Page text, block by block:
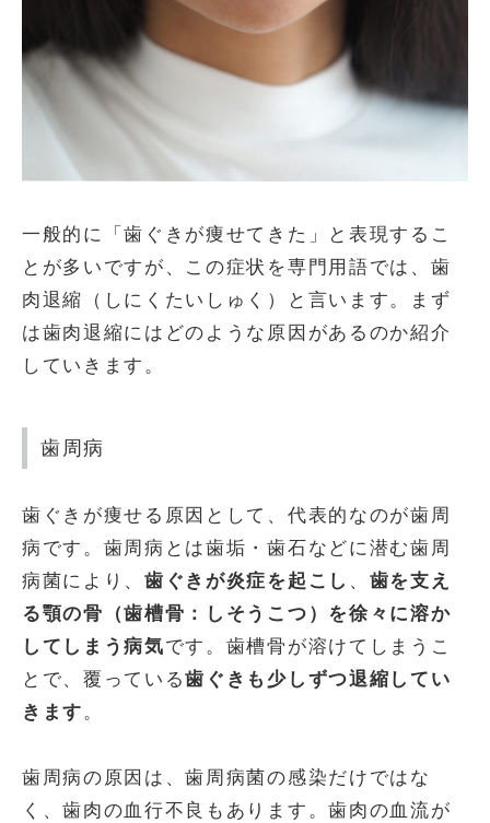
一般的に「歯ぐきが痩せてきた」と表現するこ
とが多いですが、この症状を専門用語では、歯
肉退縮（しにくたいしゅく）と言います。まず
は歯肉退縮にはどのような原因があるのか紹介
していきます。
歯周病
歯ぐきが痩せる原因として、代表的なのが歯周
病です。歯周病とは歯垢・歯石などに潜む歯周
病菌により、歯ぐきが炎症を起こし 、 歯を支え
る顎の骨（歯槽骨：しそうこつ）を徐々に溶か
してしまう病気です。歯槽骨が溶けてしまうこ
とで、覆っている歯ぐきも少しずつ退縮してい
きます。
歯周病の原因は、歯周病菌の感染だけではな
く、歯肉の血行不良もあります。歯肉の血流が